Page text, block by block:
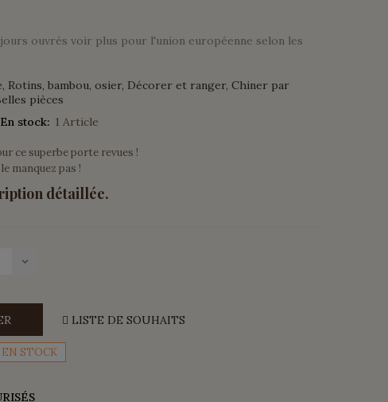
ouvrés voir plus pour l'union européenne selon les
Rotins, bambou, osier Décorer et ranger Chiner par
pièces
En stock: 1 Article
ce superbe porte revues !
manquez pas !
détaillée.
LISTE DE SOUHAITS
STOCK